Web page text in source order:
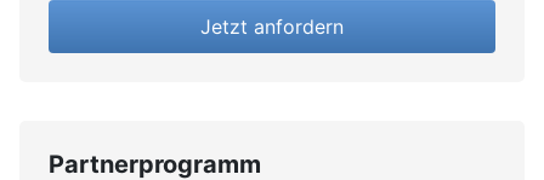
Jetzt anfordern
Partnerprogramm